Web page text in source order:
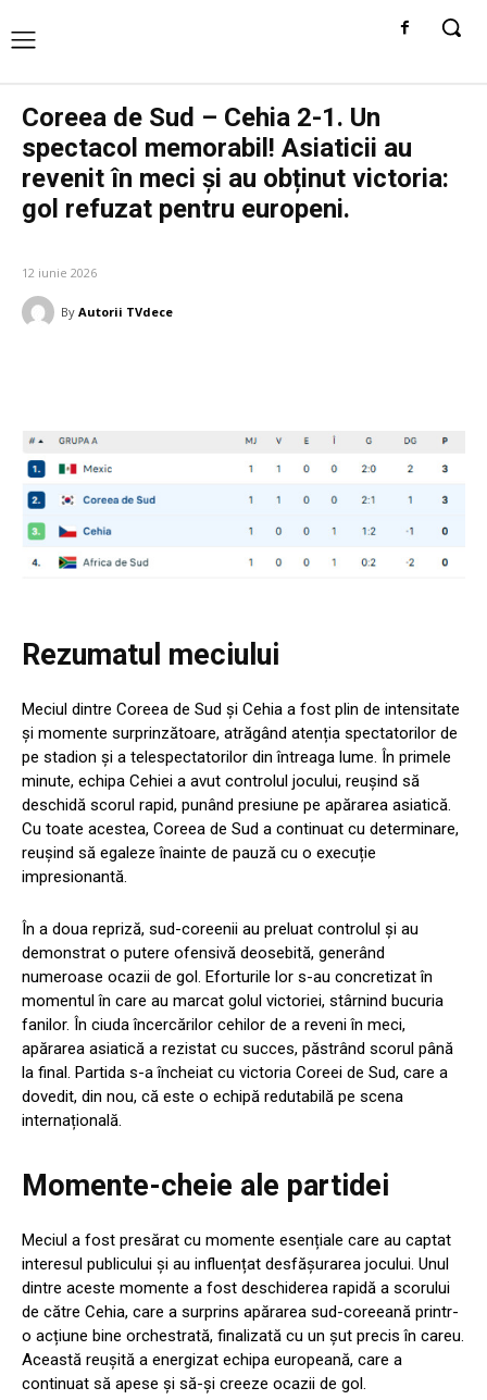
Coreea de Sud – Cehia 2-1. Un
spectacol memorabil! Asiaticii au
revenit în meci și au obținut victoria:
gol refuzat pentru europeni.
12 iunie 2026
By Autorii TVdece
Rezumatul meciului
Meciul dintre Coreea de Sud și Cehia a fost plin de intensitate
și momente surprinzătoare, atrăgând atenția spectatorilor de
pe stadion și a telespectatorilor din întreaga lume. În primele
minute, echipa Cehiei a avut controlul jocului, reușind să
deschidă scorul rapid, punând presiune pe apărarea asiatică.
Cu toate acestea, Coreea de Sud a continuat cu determinare,
reușind să egaleze înainte de pauză cu o execuție
impresionantă.
În a doua repriză, sud-coreenii au preluat controlul și au
demonstrat o putere ofensivă deosebită, generând
numeroase ocazii de gol. Eforturile lor s-au concretizat în
momentul în care au marcat golul victoriei, stârnind bucuria
fanilor. În ciuda încercărilor cehilor de a reveni în meci,
apărarea asiatică a rezistat cu succes, păstrând scorul până
la final. Partida s-a încheiat cu victoria Coreei de Sud, care a
dovedit, din nou, că este o echipă redutabilă pe scena
internațională.
Momente-cheie ale partidei
Meciul a fost presărat cu momente esențiale care au captat
interesul publicului și au influențat desfășurarea jocului. Unul
dintre aceste momente a fost deschiderea rapidă a scorului
de către Cehia, care a surprins apărarea sud-coreeană printr-
o acțiune bine orchestrată, finalizată cu un șut precis în careu.
Această reușită a energizat echipa europeană, care a
continuat să apese și să-și creeze ocazii de gol.